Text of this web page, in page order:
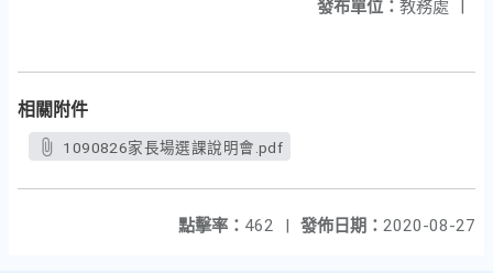
發布單位： 教務處
相關附件
1090826家長場選課說明會.pdf
發佈日期： 2020-08-27
點擊率： 462 |